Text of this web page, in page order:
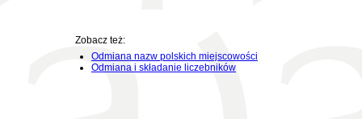
Zobacz też:
Odmiana nazw polskich miejscowości
Odmiana i składanie liczebników